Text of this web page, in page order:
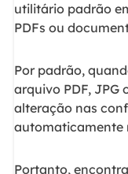
utilitário padrão
PDFs ou
Por padrão,
arquivo PDF, JPG
alteração nas
automaticamente
Portanto,